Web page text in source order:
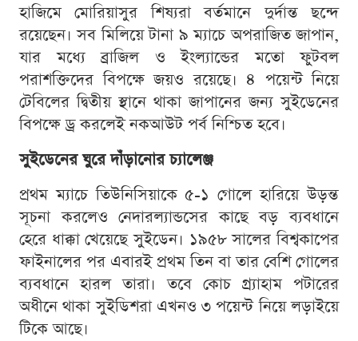
হাজিমে মোরিয়াসুর শিষ্যরা বর্তমানে দুর্দান্ত ছন্দে
রয়েছেন। সব মিলিয়ে টানা ৯ ম্যাচে অপরাজিত জাপান,
যার মধ্যে ব্রাজিল ও ইংল্যান্ডের মতো ফুটবল
পরাশক্তিদের বিপক্ষে জয়ও রয়েছে। ৪ পয়েন্ট নিয়ে
টেবিলের দ্বিতীয় স্থানে থাকা জাপানের জন্য সুইডেনের
বিপক্ষে ড্র করলেই নকআউট পর্ব নিশ্চিত হবে।
সুইডেনের ঘুরে দাঁড়ানোর চ্যালেঞ্জ
প্রথম ম্যাচে তিউনিসিয়াকে ৫-১ গোলে হারিয়ে উড়ন্ত
সূচনা করলেও নেদারল্যান্ডসের কাছে বড় ব্যবধানে
হেরে ধাক্কা খেয়েছে সুইডেন। ১৯৫৮ সালের বিশ্বকাপের
ফাইনালের পর এবারই প্রথম তিন বা তার বেশি গোলের
ব্যবধানে হারল তারা। তবে কোচ গ্র্যাহাম পটারের
অধীনে থাকা সুইডিশরা এখনও ৩ পয়েন্ট নিয়ে লড়াইয়ে
টিকে আছে।